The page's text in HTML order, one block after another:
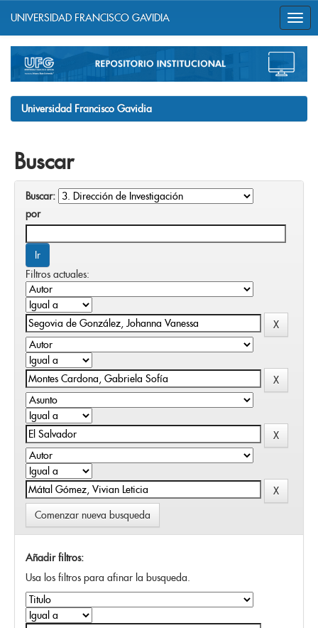
navigation
UNIVERSIDAD FRANCISCO GAVIDIA
Universidad Francisco Gavidia
Buscar
Buscar:
por
Filtros actuales:
Comenzar nueva busqueda
Añadir filtros:
Usa los filtros para afinar la busqueda.